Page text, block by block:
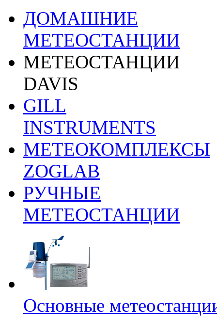
ДОМАШНИЕ
МЕТЕОСТАНЦИИ
МЕТЕОСТАНЦИИ
DAVIS
GILL
INSTRUMENTS
МЕТЕОКОМПЛЕКСЫ
ZOGLAB
РУЧНЫЕ
МЕТЕОСТАНЦИИ
Основные